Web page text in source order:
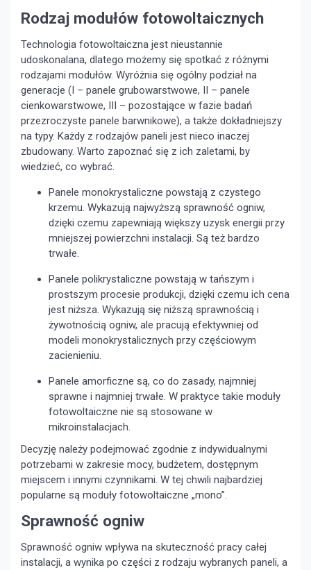
Rodzaj modułów fotowoltaicznych
Technologia fotowoltaiczna jest nieustannie
udoskonalana, dlatego możemy się spotkać z różnymi
rodzajami modułów. Wyróżnia się ogólny podział na
generacje (I – panele grubowarstwowe, II – panele
cienkowarstwowe, III – pozostające w fazie badań
przezroczyste panele barwnikowe), a także dokładniejszy
na typy. Każdy z rodzajów paneli jest nieco inaczej
zbudowany. Warto zapoznać się z ich zaletami, by
wiedzieć, co wybrać.
Panele monokrystaliczne powstają z czystego
krzemu. Wykazują najwyższą sprawność ogniw,
dzięki czemu zapewniają większy uzysk energii przy
mniejszej powierzchni instalacji. Są też bardzo
trwałe.
Panele polikrystaliczne powstają w tańszym i
prostszym procesie produkcji, dzięki czemu ich cena
jest niższa. Wykazują się niższą sprawnością i
żywotnością ogniw, ale pracują efektywniej od
modeli monokrystalicznych przy częściowym
zacienieniu.
Panele amorficzne są, co do zasady, najmniej
sprawne i najmniej trwałe. W praktyce takie moduły
fotowoltaiczne nie są stosowane w
mikroinstalacjach.
Decyzję należy podejmować zgodnie z indywidualnymi
potrzebami w zakresie mocy, budżetem, dostępnym
miejscem i innymi czynnikami. W tej chwili najbardziej
popularne są moduły fotowoltaiczne „mono”.
Sprawność ogniw
Sprawność ogniw wpływa na skuteczność pracy całej
instalacji, a wynika po części z rodzaju wybranych paneli, a